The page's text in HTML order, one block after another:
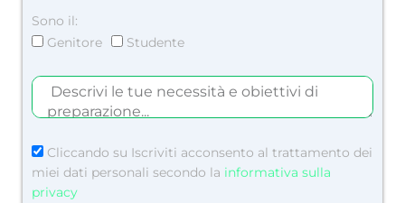
Sono il:
Genitore
Studente
Cliccando su Iscriviti acconsento al trattamento dei
miei dati personali secondo la informativa sulla
privacy